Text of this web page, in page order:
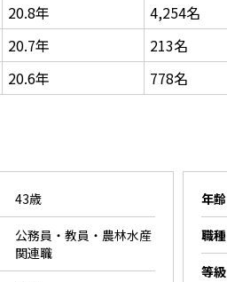
20.8年
4,254名
20.7年
213名
20.6年
778名
43歳
公務員・教員・農林水産
関連職
年齢
職種
等級